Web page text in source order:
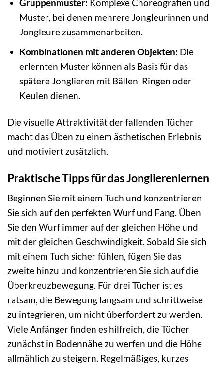
Gruppenmuster: Komplexe Choreografien und
Muster, bei denen mehrere Jongleurinnen und
Jongleure zusammenarbeiten.
Kombinationen mit anderen Objekten: Die
erlernten Muster können als Basis für das
spätere Jonglieren mit Bällen, Ringen oder
Keulen dienen.
Die visuelle Attraktivität der fallenden Tücher
macht das Üben zu einem ästhetischen Erlebnis
und motiviert zusätzlich.
Praktische Tipps für das Jonglierenlernen
Beginnen Sie mit einem Tuch und konzentrieren
Sie sich auf den perfekten Wurf und Fang. Üben
Sie den Wurf immer auf der gleichen Höhe und
mit der gleichen Geschwindigkeit. Sobald Sie sich
mit einem Tuch sicher fühlen, fügen Sie das
zweite hinzu und konzentrieren Sie sich auf die
Überkreuzbewegung. Für drei Tücher ist es
ratsam, die Bewegung langsam und schrittweise
zu integrieren, um nicht überfordert zu werden.
Viele Anfänger finden es hilfreich, die Tücher
zunächst in Bodennähe zu werfen und die Höhe
allmählich zu steigern. Regelmäßiges, kurzes